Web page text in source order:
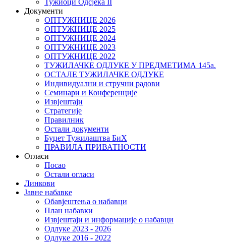
Тужиоци Oдсјекa II
Документи
ОПТУЖНИЦЕ 2026
ОПТУЖНИЦЕ 2025
ОПТУЖНИЦЕ 2024
ОПТУЖНИЦЕ 2023
ОПТУЖНИЦЕ 2022
ТУЖИЛАЧКЕ ОДЛУКЕ У ПРЕДМЕТИМА 145а.
ОСТАЛЕ ТУЖИЛАЧКЕ ОДЛУКЕ
Индивидуални и стручни радови
Семинари и Конференције
Извјештаји
Стратегије
Правилник
Остали документи
Буџет Тужилаштва БиХ
ПРАВИЛА ПРИВАТНОСТИ
Огласи
Посао
Остали огласи
Линкови
Јавне набавке
Обавјештења о набавци
План набавки
Извјештаји и информације о набавци
Одлуке 2023 - 2026
Одлуке 2016 - 2022